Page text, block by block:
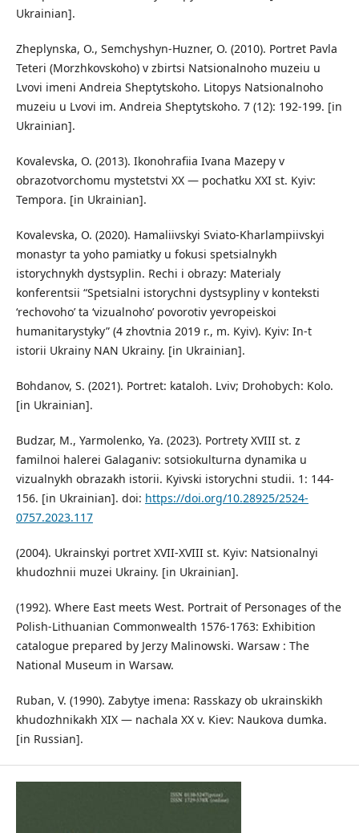
Ukrainian].
Zheplynska, O., Semchyshyn-Huzner, O. (2010). Portret Pavla
Teteri (Morzhkovskoho) v zbirtsi Natsionalnoho muzeiu u
Lvovi imeni Andreia Sheptytskoho. Litopys Natsionalnoho
muzeiu u Lvovi im. Andreia Sheptytskoho. 7 (12): 192-199. [in
Ukrainian].
Kovalevska, O. (2013). Ikonohrafiia Ivana Mazepy v
obrazotvorchomu mystetstvi XX — pochatku XXI st. Kyiv:
Tempora. [in Ukrainian].
Kovalevska, O. (2020). Hamaliivskyi Sviato-Kharlampiivskyi
monastyr ta yoho pamiatky u fokusi spetsialnykh
istorychnykh dystsyplin. Rechi i obrazy: Materialy
konferentsii “Spetsialni istorychni dystsypliny v konteksti
‘rechovoho’ ta ‘vizualnoho’ povorotiv yevropeiskoi
humanitarystyky” (4 zhovtnia 2019 r., m. Kyiv). Kyiv: In-t
istorii Ukrainy NAN Ukrainy. [in Ukrainian].
Bohdanov, S. (2021). Portret: kataloh. Lviv; Drohobych: Kolo.
[in Ukrainian].
Budzar, M., Yarmolenko, Ya. (2023). Portrety XVIII st. z
familnoi halerei Galaganiv: sotsiokulturna dynamika u
vizualnykh obrazakh istorii. Kyivski istorychni studii. 1: 144-
156. [in Ukrainian]. doi: https://doi.org/10.28925/2524-
0757.2023.117
(2004). Ukrainskyi portret XVII-XVIII st. Kyiv: Natsionalnyi
khudozhnii muzei Ukrainy. [in Ukrainian].
(1992). Where East meets West. Portrait of Personages of the
Polish-Lithuanian Commonwealth 1576-1763: Exhibition
catalogue prepared by Jerzy Malinowski. Warsaw : The
National Museum in Warsaw.
Ruban, V. (1990). Zabytye imena: Rasskazy ob ukrainskikh
khudozhnikakh XIX — nachala XX v. Kiev: Naukova dumka.
[in Russian].